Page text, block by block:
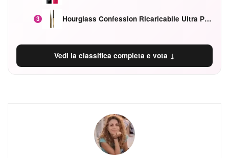
3 Hourglass Confession Ricaricabile Ultra Preciso Ad Alta Intensità Secretly Classic Red
Vedi la classifica completa e vota ↓